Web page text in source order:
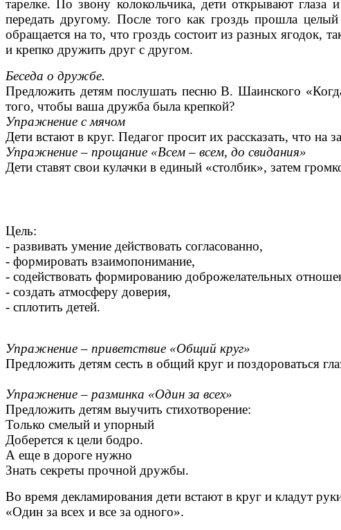
тарелке. По звону колокольчика, дети открывают
передать другому. После того как гроздь прошла
обращается на то, что гроздь состоит из разных ягодок,
и крепко дружить друг с другом.
Беседа о дружбе.
Предложить детям послушать песню В. Шаинского
того, чтобы ваша дружба была крепкой?
Упражнение с мячом
Дети встают в круг. Педагог просит их рассказать, что
Упражнение – прощание «Всем – всем, до свидания»
Дети ставят свои кулачки в единый «столбик», затем
Цель:
- развивать умение действовать согласованно,
- формировать взаимопонимание,
- содействовать формированию доброжелательных
- создать атмосферу доверия,
- сплотить детей.
Упражнение – приветствие «Общий круг»
Предложить детям сесть в общий круг и поздороваться
Упражнение – разминка «Один за всех»
Предложить детям выучить стихотворение:
Только смелый и упорный
Доберется к цели бодро.
А еще в дороге нужно
Знать секреты прочной дружбы.
Во время декламирования дети встают в круг и кладут
«Один за всех и все за одного».